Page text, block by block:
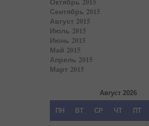
Сентябрь 2015
Август 2015
Июль 2015
Июнь 2015
Май 2015
Апрель 2015
Март 2015
Август 2026
ПН ВТ СР ЧТ ПТ